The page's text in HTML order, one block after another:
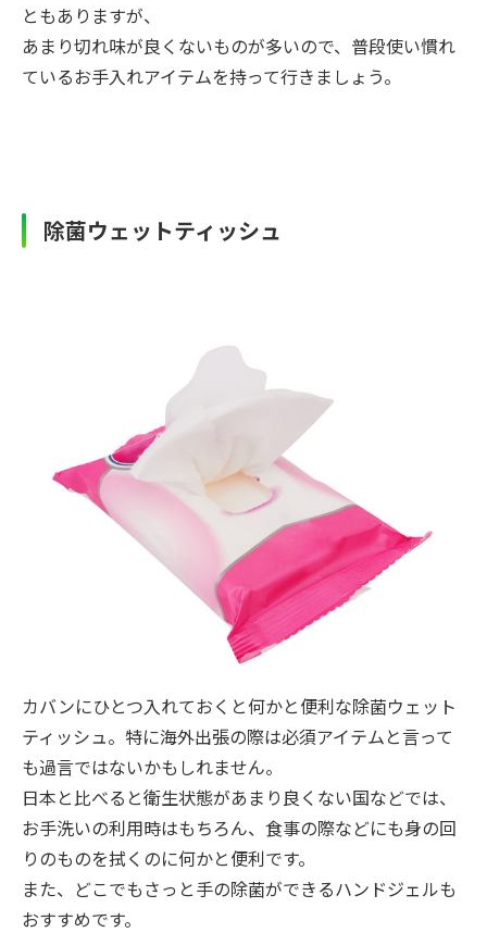
ともありますが、
あまり切れ味が良くないものが多いので、普段使い慣れ
ているお手入れアイテムを持って行きましょう。
除菌ウェットティッシュ
カバンにひとつ入れておくと何かと便利な除菌ウェット
ティッシュ。特に海外出張の際は必須アイテムと言って
も過言ではないかもしれません。
日本と比べると衛生状態があまり良くない国などでは、
お手洗いの利用時はもちろん、食事の際などにも身の回
りのものを拭くのに何かと便利です。
また、どこでもさっと手の除菌ができるハンドジェルも
おすすめです。